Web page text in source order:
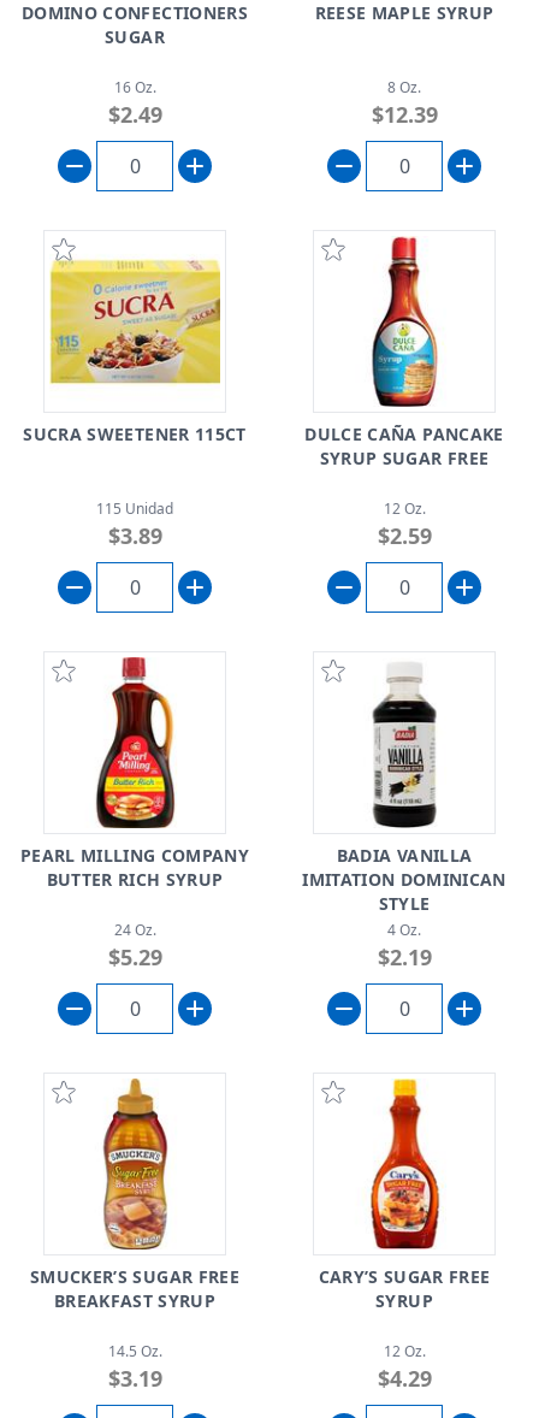
DOMINO CONFECTIONERS
SUGAR
16 Oz.
$2.49
REESE MAPLE SYRUP
8 Oz.
$12.39
SUCRA SWEETENER 115CT
115 Unidad
$3.89
DULCE CAÑA PANCAKE
SYRUP SUGAR FREE
12 Oz.
$2.59
PEARL MILLING COMPANY
BUTTER RICH SYRUP
24 Oz.
$5.29
BADIA VANILLA
IMITATION DOMINICAN
STYLE
4 Oz.
$2.19
SMUCKER’S SUGAR FREE
BREAKFAST SYRUP
14.5 Oz.
$3.19
CARY’S SUGAR FREE
SYRUP
12 Oz.
$4.29